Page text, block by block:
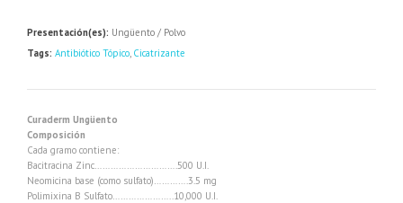
Presentación(es): Ungüento / Polvo
Tags: Antibiótico Tópico Cicatrizante
Curaderm Ungüento
Composición
Cada gramo contiene:
Bacitracina Zinc………………………….500 U.I.
Neomicina base (como sulfato)………….3.5 mg
Polimixina B Sulfato…………………..10,000 U.I.